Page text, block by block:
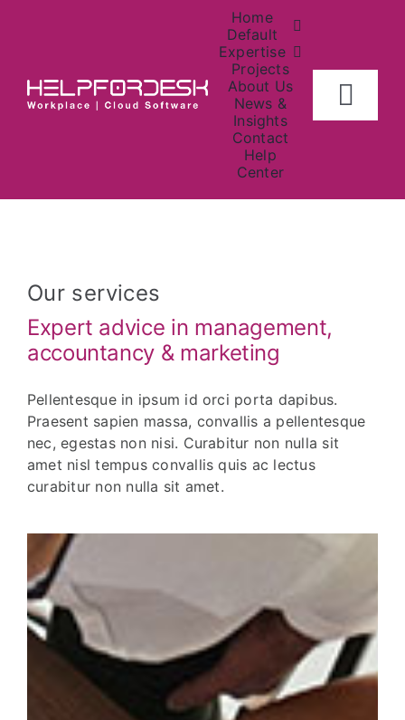
Home
Default
Expertise
Projects
About Us
News &
Insights
Contact
Help
Center
About
Contact Us
News
Our services
Expert advice in management,
accountancy & marketing
Pellentesque in ipsum id orci porta dapibus.
Praesent sapien massa, convallis a pellentesque
nec, egestas non nisi. Curabitur non nulla sit
amet nisl tempus convallis quis ac lectus
curabitur non nulla sit amet.